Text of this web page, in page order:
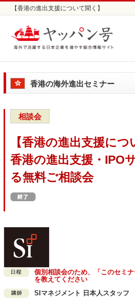
【香港の進出支援について聞く】
らヤッパン号
香港の海外進出セミナー
相談会
【香港の進出支援につ
香港の進出支援・IPO
る無料ご相談会
個別相談会のため、「このセミ
を教えてください
SIマネジメント 日本人スタッフ